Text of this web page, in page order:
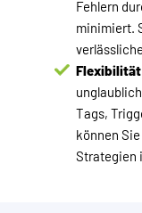
Fehlern
minimiert.
Flexibilität
Tags,
können
Strategien